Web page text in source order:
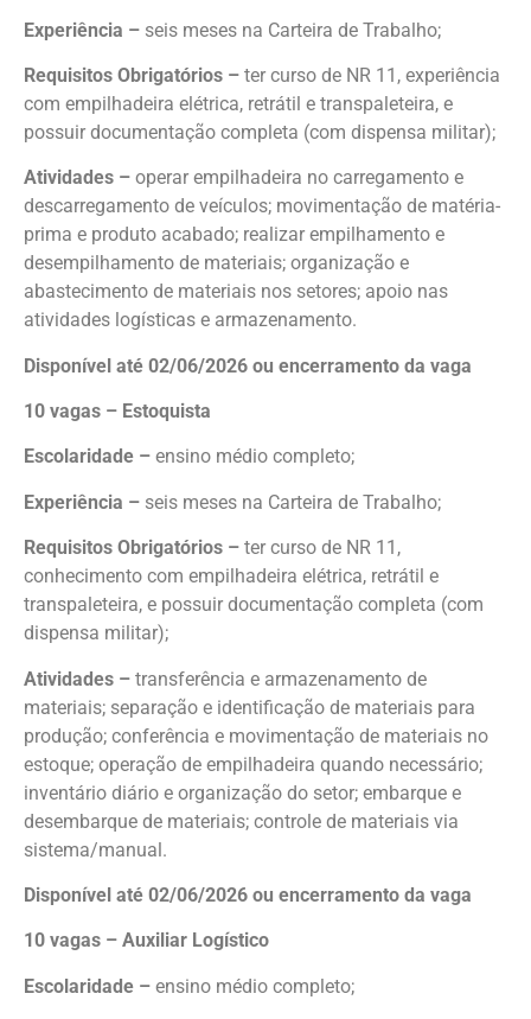
Experiência – seis meses na Carteira de Trabalho;
Requisitos Obrigatórios – ter curso de NR 11, experiência
com empilhadeira elétrica, retrátil e transpaleteira, e
possuir documentação completa (com dispensa militar);
Atividades – operar empilhadeira no carregamento e
descarregamento de veículos; movimentação de matéria-
prima e produto acabado; realizar empilhamento e
desempilhamento de materiais; organização e
abastecimento de materiais nos setores; apoio nas
atividades logísticas e armazenamento.
Disponível até 02/06/2026 ou encerramento da vaga
10 vagas – Estoquista
Escolaridade – ensino médio completo;
Experiência – seis meses na Carteira de Trabalho;
Requisitos Obrigatórios – ter curso de NR 11,
conhecimento com empilhadeira elétrica, retrátil e
transpaleteira, e possuir documentação completa (com
dispensa militar);
Atividades – transferência e armazenamento de
materiais; separação e identificação de materiais para
produção; conferência e movimentação de materiais no
estoque; operação de empilhadeira quando necessário;
inventário diário e organização do setor; embarque e
desembarque de materiais; controle de materiais via
sistema/manual.
Disponível até 02/06/2026 ou encerramento da vaga
10 vagas – Auxiliar Logístico
Escolaridade – ensino médio completo;